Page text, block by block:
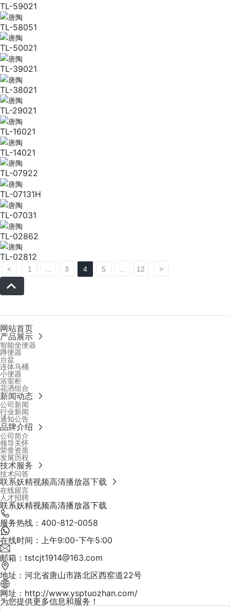
TL-59021
TL-58051
TL-50021
TL-39021
TL-38021
TL-29021
TL-16021
TL-14021
TL-07922
TL-07131H
TL-07031
TL-02862
TL-02812
< 1 3 4 5 12 >
网站首页
产品展示
智能坐便器
蹲便器
台盆
连体马桶
小便器
浴室柜
花洒组合
新闻动态
公司新闻
行业新闻
通知公告
品牌介绍
公司简介
领导关怀
荣誉资质
发展历程
技术服务
技术问答
联系妖精视频高清播放器下载
在线留言
人才招聘
联系妖精视频高清播放器下载
服务热线：400-812-0058
在线时间：上午9:00-下午5:00
邮箱：tstcjt1914@163.com
地址：河北省唐山市路北区西窑道22号
网址：http://www.ysptuozhan.com/
为您提供更多信息和服务！